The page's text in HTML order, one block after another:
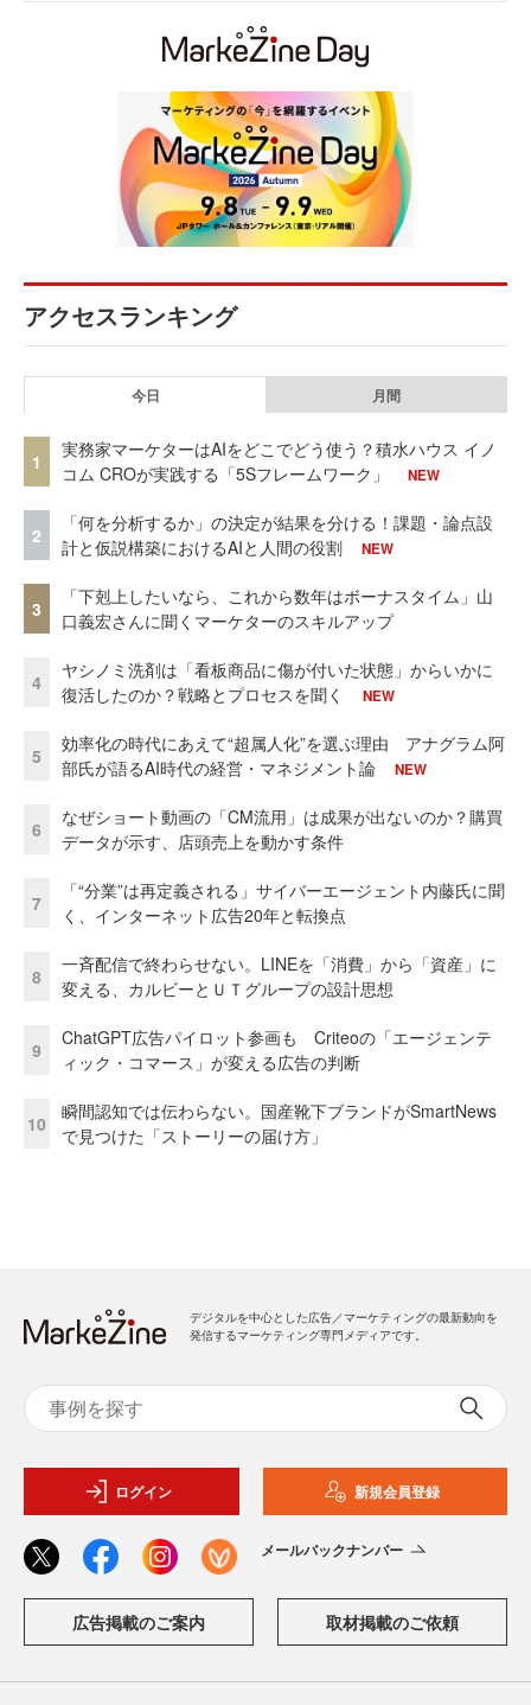
アクセスランキング
今日 月間
1
実務家マーケターはAIをどこでどう使う？積水ハウス イノ
コム CROが実践する「5Sフレームワーク」
NEW
2
「何を分析するか」の決定が結果を分ける！課題・論点設
計と仮説構築におけるAIと人間の役割
NEW
3
「下剋上したいなら、これから数年はボーナスタイム」山
口義宏さんに聞くマーケターのスキルアップ
4
ヤシノミ洗剤は「看板商品に傷が付いた状態」からいかに
復活したのか？戦略とプロセスを聞く
NEW
5
効率化の時代にあえて“超属人化”を選ぶ理由 アナグラム阿
部氏が語るAI時代の経営・マネジメント論
NEW
6
なぜショート動画の「CM流用」は成果が出ないのか？購買
データが示す、店頭売上を動かす条件
7
「“分業”は再定義される」サイバーエージェント内藤氏に聞
く、インターネット広告20年と転換点
8
一斉配信で終わらせない。LINEを「消費」から「資産」に
変える、カルビーとＵＴグループの設計思想
9
ChatGPT広告パイロット参画も Criteoの「エージェンテ
ィック・コマース」が変える広告の判断
10
瞬間認知では伝わらない。国産靴下ブランドがSmartNews
で見つけた「ストーリーの届け方」
デジタルを中心とした広告／マーケティングの最新動向を
発信するマーケティング専門メディアです。
ログイン 新規会員登録
メールバックナンバー
広告掲載のご案内 取材掲載のご依頼